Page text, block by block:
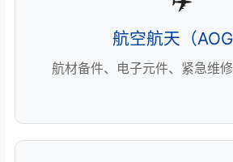
航空航天（AOG
航材备件、电子元件、紧急维